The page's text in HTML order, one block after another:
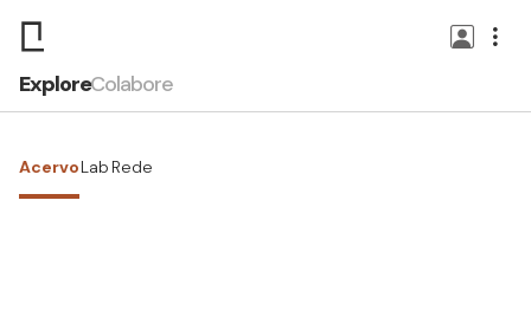
ExploreColabore
AcervoLab Rede